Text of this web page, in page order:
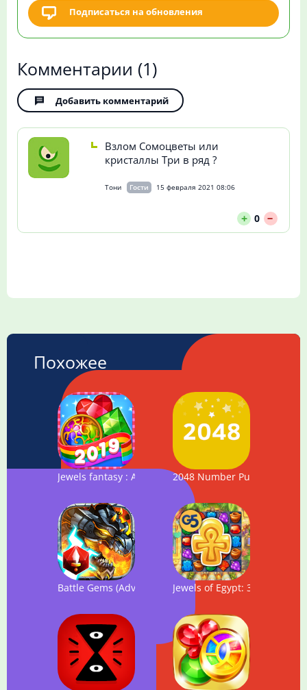
Подписаться на обновления
Комментарии (1)
Добавить комментарий
Взлом Сомоцветы или
кристаллы Три в ряд ?
Тони Гости 15 февраля 2021 08:06
+ 0 --
Похожее
Jewels fantasy : Amazing match 3 puzzle time
2048 Number Puzzle game
Battle Gems (AdventureQuest)Jewels of Egypt: 3 в ряд